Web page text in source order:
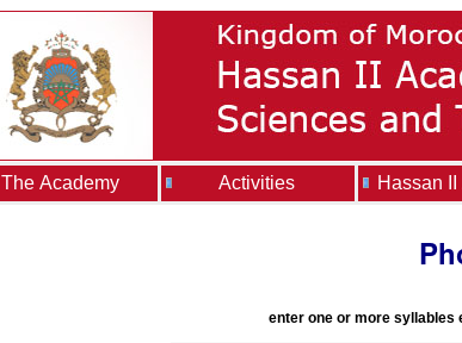
The Academy Activities Hassan
enter one or more syllables